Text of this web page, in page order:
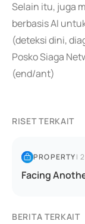
Selain itu, juga
berbasis AI
(deteksi dini,
Posko Siaga
(end/ant)
RISET TERKAIT
PROPERTY|
Facing
BERITA TERKAIT